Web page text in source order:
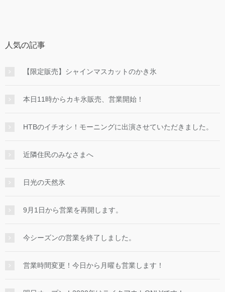
人気の記事
【限定販売】シャインマスカットのかき氷
本日11時からカキ氷販売、営業開始！
HTBのイチオシ！モーニングに出演させていただきました。
近隣住民のみなさまへ
日光の天然氷
9月1日から営業を再開します。
今シーズンの営業を終了しました。
営業時間変更！今日から月曜も営業します！